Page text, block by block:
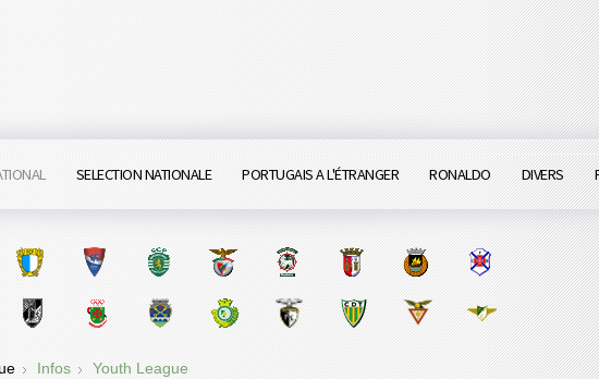
SELECTION NATIONALE PORTUGAIS A L'ÉTRANGER RONALDO DIVERS
Infos Youth League